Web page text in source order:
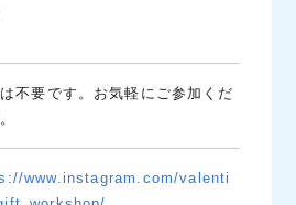
不要です。お気軽にご参加くだ
www.instagram.com/valenti